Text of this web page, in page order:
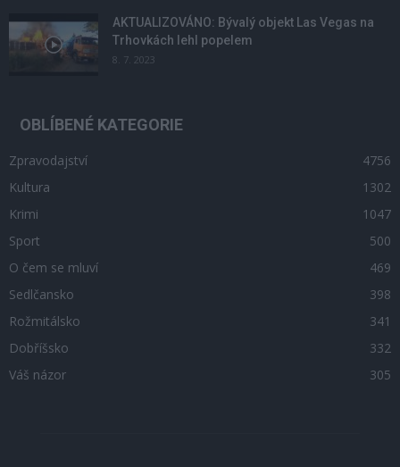
AKTUALIZOVÁNO: Bývalý objekt Las Vegas na
Trhovkách lehl popelem
8. 7. 2023
OBLÍBENÉ KATEGORIE
Zpravodajství
4756
Kultura
1302
Krimi
1047
Sport
500
O čem se mluví
469
Sedlčansko
398
Rožmitálsko
341
Dobříšsko
332
Váš názor
305